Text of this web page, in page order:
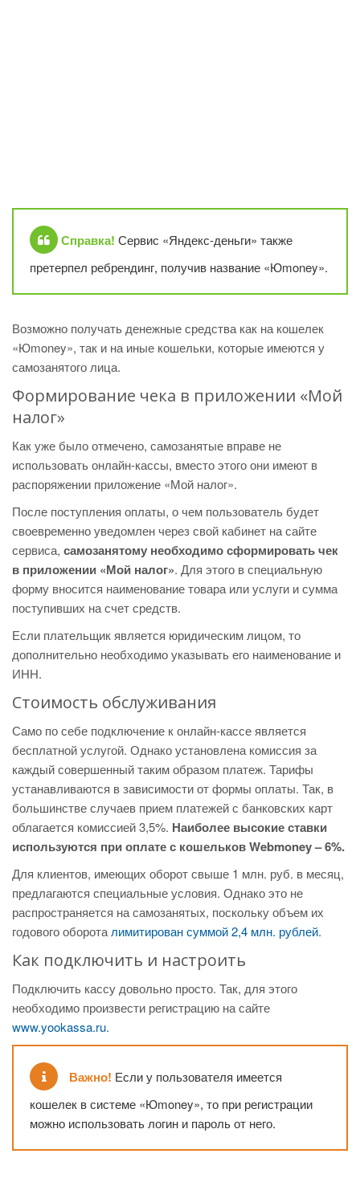
Справка! Сервис «Яндекс-деньги» также
претерпел ребрендинг, получив название «Юmoney».
Возможно получать денежные средства как на кошелек
«Юmoney», так и на иные кошельки, которые имеются у
самозанятого лица.
Формирование чека в приложении «Мой
налог»
Как уже было отмечено, самозанятые вправе не
использовать онлайн-кассы, вместо этого они имеют в
распоряжении приложение «Мой налог».
После поступления оплаты, о чем пользователь будет
своевременно уведомлен через свой кабинет на сайте
сервиса, самозанятому необходимо сформировать чек
в приложении «Мой налог». Для этого в специальную
форму вносится наименование товара или услуги и сумма
поступивших на счет средств.
Если плательщик является юридическим лицом, то
дополнительно необходимо указывать его наименование и
ИНН.
Стоимость обслуживания
Само по себе подключение к онлайн-кассе является
бесплатной услугой. Однако установлена комиссия за
каждый совершенный таким образом платеж. Тарифы
устанавливаются в зависимости от формы оплаты. Так, в
большинстве случаев прием платежей с банковских карт
облагается комиссией 3,5%. Наиболее высокие ставки
используются при оплате с кошельков Webmoney – 6%.
Для клиентов, имеющих оборот свыше 1 млн. руб. в месяц,
предлагаются специальные условия. Однако это не
распространяется на самозанятых, поскольку объем их
годового обороталимитирован суммой 2,4 млн. рублей.
Как подключить и настроить
Подключить кассу довольно просто. Так, для этого
необходимо произвести регистрацию на сайте
www.yookassa.ru.
Важно! Если у пользователя имеется
кошелек в системе «Юmoney», то при регистрации
можно использовать логин и пароль от него.